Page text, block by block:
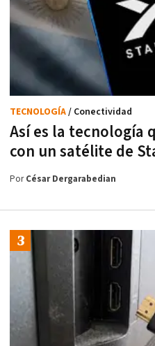
Así es la tecnología
con un satélite de
TECNOLOGÍA/ Conectividad
PorCésar Dergarabedian